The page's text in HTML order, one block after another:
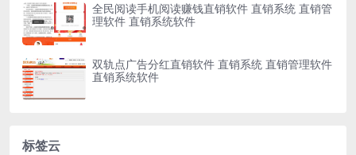
全民阅读手机阅读赚钱直销软件 直销系统 直销管
理软件 直销系统软件
双轨点广告分红直销软件 直销系统 直销管理软件
直销系统软件
标签云